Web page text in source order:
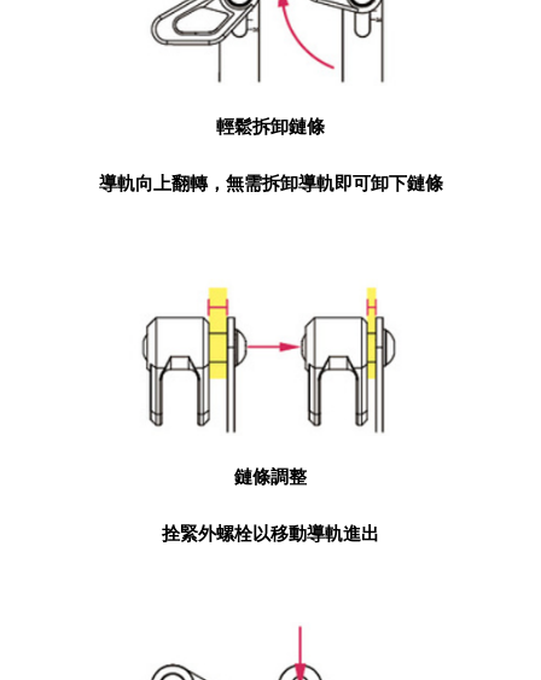
輕鬆拆卸鏈條
導軌向上翻轉，無需拆卸導軌即可卸下鏈條
鏈條調整
拴緊外螺栓以移動導軌進出